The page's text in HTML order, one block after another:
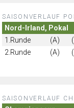
SAISONVERLAUF
Nord-Irland, Pokal
1.Runde
(A)
2.Runde
(A)
SAISONVERLAUF